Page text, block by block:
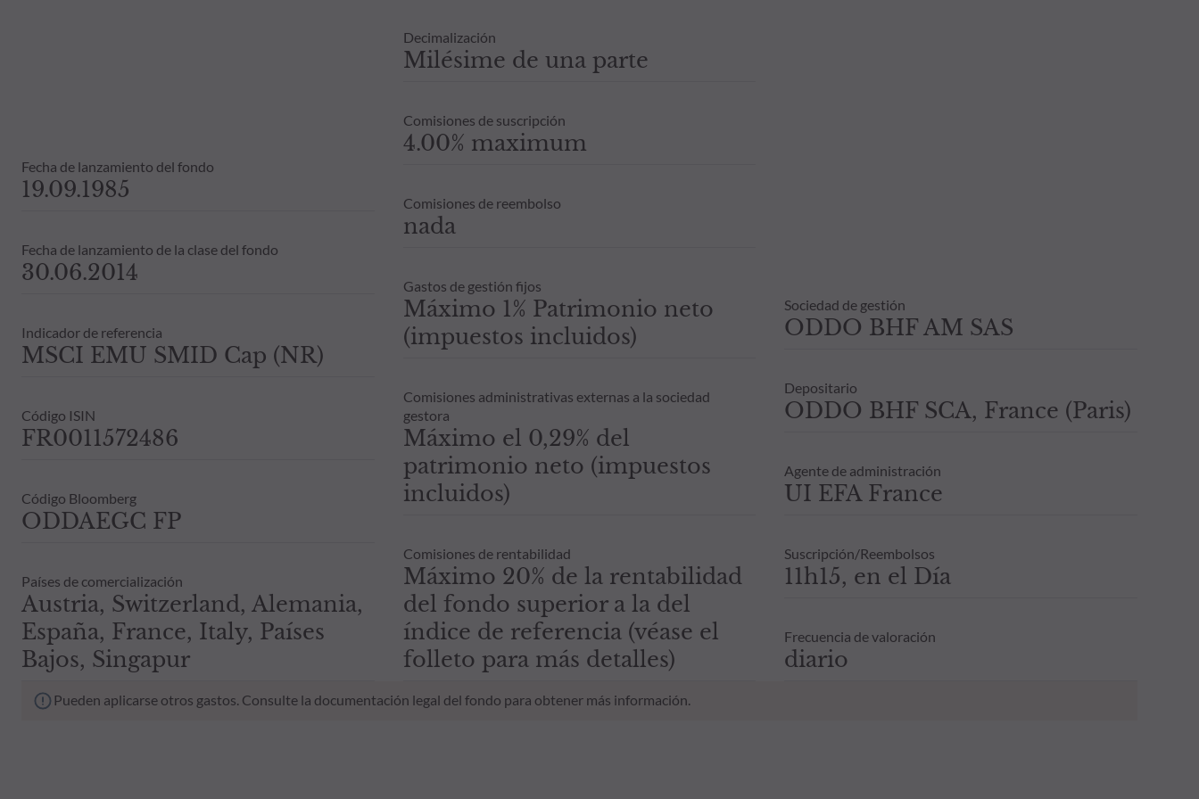
Fecha de lanzamiento del fondo
19.09.1985
Fecha de lanzamiento de la clase del fondo
30.06.2014
Indicador de referencia
MSCI EMU SMID Cap (NR)
Código ISIN
FR0011572486
Código Bloomberg
ODDAEGC FP
Países de comercialización
Austria, Switzerland, Alemania,
España, France, Italy, Países
Bajos, Singapur
Decimalización
Milésime de una parte
Comisiones de suscripción
4.00% maximum
Comisiones de reembolso
nada
Gastos de gestión fijos
Máximo 1% Patrimonio neto
(impuestos incluidos)
Comisiones administrativas externas a la sociedad
gestora
Máximo el 0,29% del
patrimonio neto (impuestos
incluidos)
Comisiones de rentabilidad
Máximo 20% de la rentabilidad
del fondo superior a la del
índice de referencia (véase el
folleto para más detalles)
Sociedad de gestión
ODDO BHF AM SAS
Depositario
ODDO BHF SCA, France (Paris)
Agente de administración
UI EFA France
Suscripción/Reembolsos
11h15, en el Día
Frecuencia de valoración
diario
Pueden aplicarse otros gastos. Consulte la documentación legal del fondo para obtener más información.